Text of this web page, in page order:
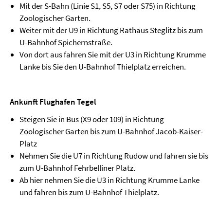
Mit der S-Bahn (Linie S1, S5, S7 oder S75) in Richtung
Zoologischer Garten.
Weiter mit der U9 in Richtung Rathaus Steglitz bis zum
U-Bahnhof Spichernstraße.
Von dort aus fahren Sie mit der U3 in Richtung Krumme
Lanke bis Sie den U-Bahnhof Thielplatz erreichen.
Ankunft Flughafen Tegel
Steigen Sie in Bus (X9 oder 109) in Richtung
Zoologischer Garten bis zum U-Bahnhof Jacob-Kaiser-
Platz
Nehmen Sie die U7 in Richtung Rudow und fahren sie bis
zum U-Bahnhof Fehrbelliner Platz.
Ab hier nehmen Sie die U3 in Richtung Krumme Lanke
und fahren bis zum U-Bahnhof Thielplatz.